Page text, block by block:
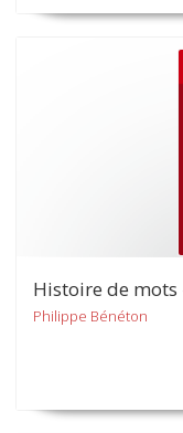
Histoire de
Philippe Bénéton